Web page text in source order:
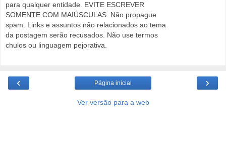
para qualquer entidade. EVITE ESCREVER
SOMENTE COM MAIÚSCULAS. Não propague
spam. Links e assuntos não relacionados ao tema
da postagem serão recusados. Não use termos
chulos ou linguagem pejorativa.
‹ ›
Página inicial
Ver versão para a web